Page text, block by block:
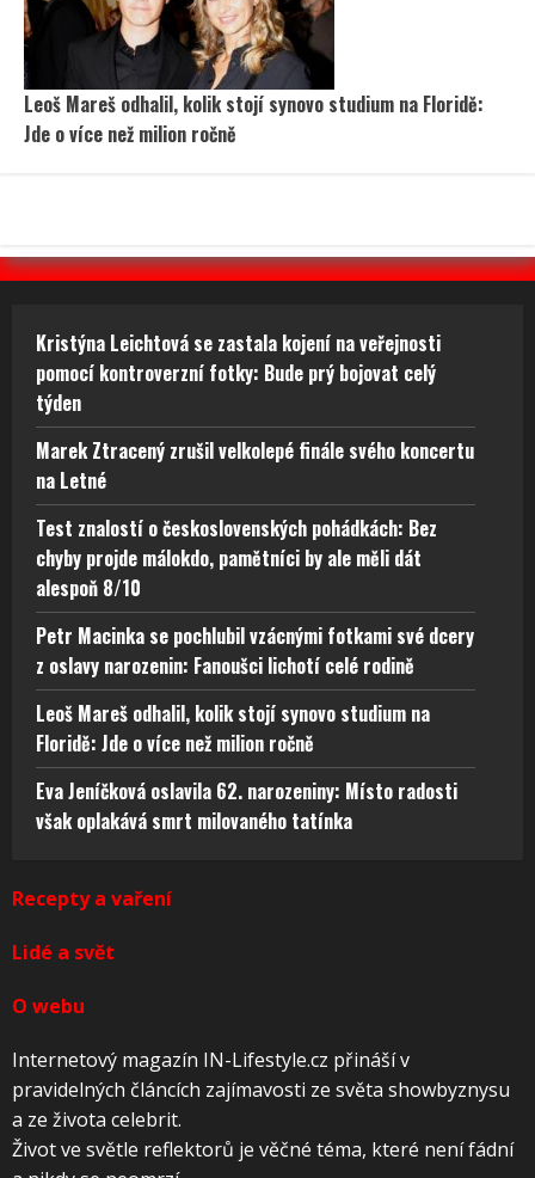
Leoš Mareš odhalil, kolik stojí synovo studium na Floridě:
Jde o více než milion ročně
Kristýna Leichtová se zastala kojení na veřejnosti
pomocí kontroverzní fotky: Bude prý bojovat celý
týden
Marek Ztracený zrušil velkolepé finále svého koncertu
na Letné
Test znalostí o československých pohádkách: Bez
chyby projde málokdo, pamětníci by ale měli dát
alespoň 8/10
Petr Macinka se pochlubil vzácnými fotkami své dcery
z oslavy narozenin: Fanoušci lichotí celé rodině
Leoš Mareš odhalil, kolik stojí synovo studium na
Floridě: Jde o více než milion ročně
Eva Jeníčková oslavila 62. narozeniny: Místo radosti
však oplakává smrt milovaného tatínka
Recepty a vaření
Lidé a svět
O webu
Internetový magazín IN-Lifestyle.cz přináší v
pravidelných článcích zajímavosti ze světa showbyznysu
a ze života celebrit.
Život ve světle reflektorů je věčné téma, které není fádní